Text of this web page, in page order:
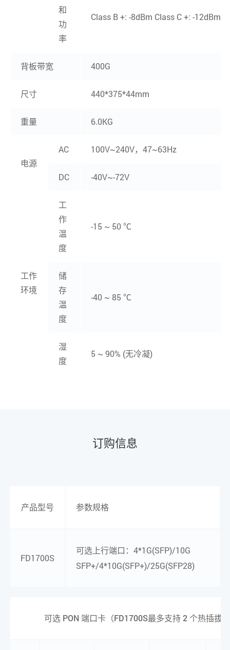
和
功
率
Class B +: -8dBm Class C +: -12dBm
背板带宽 400G
尺寸 440*375*44mm
重量 6.0KG
电源
AC 100V~240V，47~63Hz
DC -40V~-72V
工作
环境
工
作
温
度
-15 ~ 50 ℃
储
存
温
度
-40 ~ 85 ℃
湿
度
5 ~ 90% (无冷凝)
订购信息
产品型号 参数规格
FD1700S
可选上行端口：4*1G(SFP)/10G
SFP+/4*10G(SFP+)/25G(SFP28)
可选 PON 端口卡（FD1700S最多支持 2 个热插拔